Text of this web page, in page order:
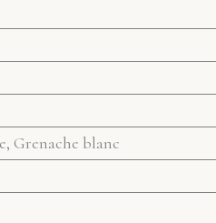
Grenache blanc